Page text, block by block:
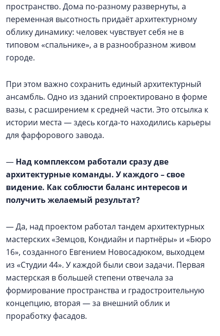
пространство. Дома по-разному развернуты, а
переменная высотность придаёт архитектурному
облику динамику: человек чувствует себя не в
типовом «спальнике», а в разнообразном живом
городе.
При этом важно сохранить единый архитектурный
ансамбль. Одно из зданий спроектировано в форме
вазы, с расширением к средней части. Это отсылка к
истории места — здесь когда-то находились карьеры
для фарфорового завода.
— Над комплексом работали сразу две
архитектурные команды. У каждого – свое
видение. Как соблюсти баланс интересов и
получить желаемый результат?
— Да, над проектом работал тандем архитектурных
мастерских «Земцов, Кондиайн и партнёры» и «Бюро
16», созданного Евгением Новосадюком, выходцем
из «Студии 44». У каждой были свои задачи. Первая
мастерская в большей степени отвечала за
формирование пространства и градостроительную
концепцию, вторая — за внешний облик и
проработку фасадов.